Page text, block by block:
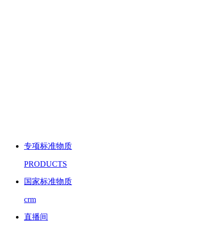
专项标准物质
PRODUCTS
国家标准物质
crm
直播间